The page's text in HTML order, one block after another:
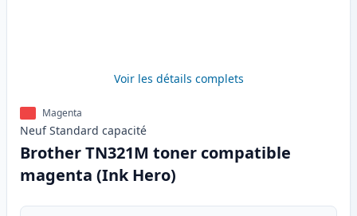
Voir les détails complets
Magenta
Neuf Standard capacité
Brother TN321M toner compatible
magenta (Ink Hero)